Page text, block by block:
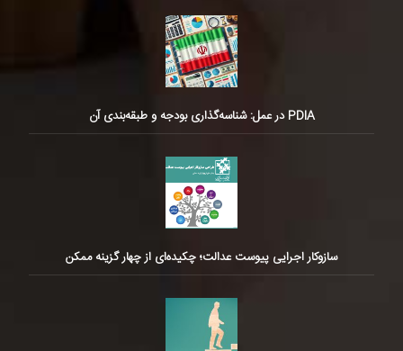
PDIA در عمل: شناسه‌گذاری بودجه و طبقه‌بندی آن
سازوکار اجرایی پیوست عدالت؛ چکیده‌ای از چهار گزینه ممکن